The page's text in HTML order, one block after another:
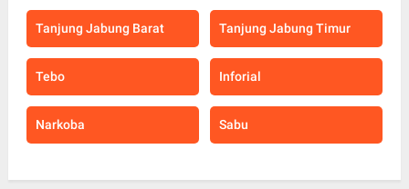
Tanjung Jabung Barat Tanjung Jabung Timur
Tebo Inforial
Narkoba Sabu